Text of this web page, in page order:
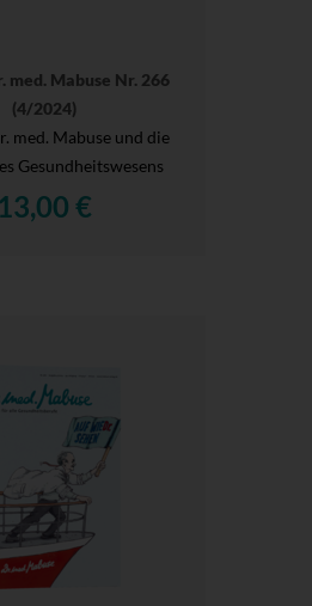
med. Mabuse Nr. 266
(4/2024)
med. Mabuse und die
Gesundheitswesens
13,00 €